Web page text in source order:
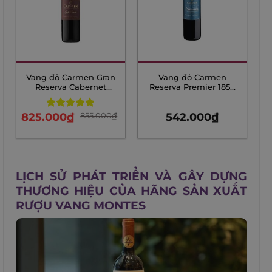
Vang đỏ Carmen Gran
Reserva Cabernet
Sauvignon
Rated4.83
855.000₫
825.000₫
Vang đỏ Carmen
Reserva Premier 1850
542.000₫
LỊCH SỬ PHÁT TRIỂN VÀ GÂY DỰNG
THƯƠNG HIỆU CỦA HÃNG SẢN XUẤT
RƯỢU VANG MONTES